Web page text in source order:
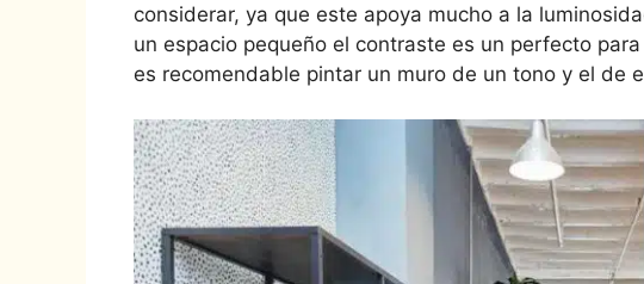
considerar, ya que este apoya mucho a la
un espacio pequeño el contraste es un perfecto
es recomendable pintar un muro de un tono y el de